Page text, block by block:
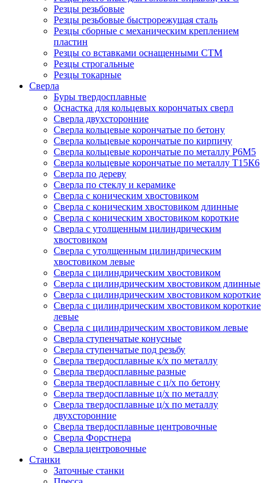
Резцы резьбовые
Резцы резьбовые быстрорежущая сталь
Резцы сборные с механическим креплением
пластин
Резцы со вставками оснащенными СТМ
Резцы строгальные
Резцы токарные
Сверла
Буры твердосплавные
Оснастка для кольцевых корончатых сверл
Сверла двухсторонние
Сверла кольцевые корончатые по бетону
Сверла кольцевые корончатые по кирпичу
Сверла кольцевые корончатые по металлу Р6М5
Сверла кольцевые корончатые по металлу Т15К6
Сверла по дереву
Сверла по стеклу и керамике
Сверла с коническим хвостовиком
Сверла с коническим хвостовиком длинные
Сверла с коническим хвостовиком короткие
Сверла с утолщенным цилиндрическим
хвостовиком
Сверла с утолщенным цилиндрическим
хвостовиком левые
Сверла с цилиндрическим хвостовиком
Сверла с цилиндрическим хвостовиком длинные
Сверла с цилиндрическим хвостовиком короткие
Сверла с цилиндрическим хвостовиком короткие
левые
Сверла с цилиндрическим хвостовиком левые
Сверла ступенчатые конусные
Сверла ступенчатые под резьбу
Сверла твердосплавные к/х по металлу
Сверла твердосплавные разные
Сверла твердосплавные с ц/х по бетону
Сверла твердосплавные ц/х по металлу
Сверла твердосплавные ц/х по металлу
двухсторонние
Сверла твердосплавные центровочные
Сверла Форстнера
Сверла центровочные
Станки
Заточные станки